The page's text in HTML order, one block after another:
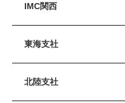
IMC関西
東海支社
北陸支社